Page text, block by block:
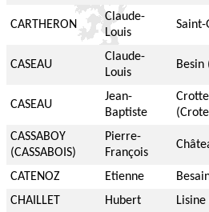
CARTHERON
Claude-
Louis
CASEAU
Claude-
Louis
Besin
CASEAU
Jean-
Baptiste
CASSABOY
(CASSABOIS)
Pierre-
François
CATENOZ Etienne
CHAILLET
Hubert